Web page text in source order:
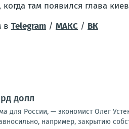
там появился глава
в Telegram / МАКС / ВК
долл
для России, — экономист Олег
например, закрытию